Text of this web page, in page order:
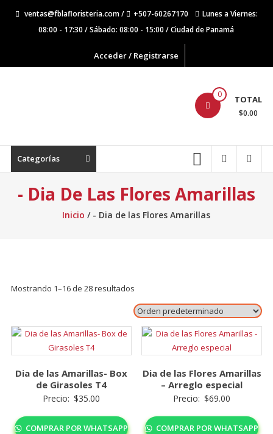
contenido
ventas@fblafloristeria.com / +507-60267170
Lunes a Viernes:
08:00 - 17:30 / Sábado: 08:00 - 15:00 / Ciudad de Panamá
Acceder / Registrarse
0 TOTAL
$0.00
Categorías
- Dia De Las Flores Amarillas
Inicio / - Dia de las Flores Amarillas
Mostrando 1–16 de 28 resultados
Dia de las Amarillas- Box
de Girasoles T4
Precio: $35.00
COMPRAR POR WHATSAPP
Dia de las Flores Amarillas
– Arreglo especial
Precio: $69.00
COMPRAR POR WHATSAPP